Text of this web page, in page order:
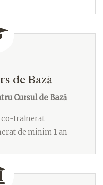
de Bază
Cursul de Bază
co-trainerat
de minim 1 an